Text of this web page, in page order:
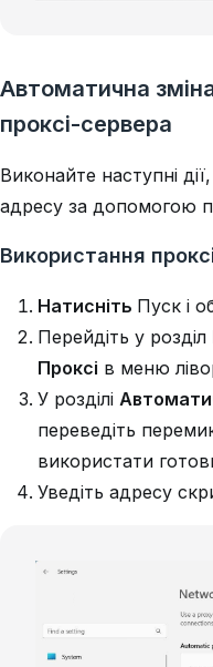
Автоматична
проксі-сервера
Виконайте наступні
адресу за допомогою
Використання
Натисніть Пуск і
Перейдіть у розділ
Проксі в меню
У розділі
переведіть
використати
Уведіть адресу